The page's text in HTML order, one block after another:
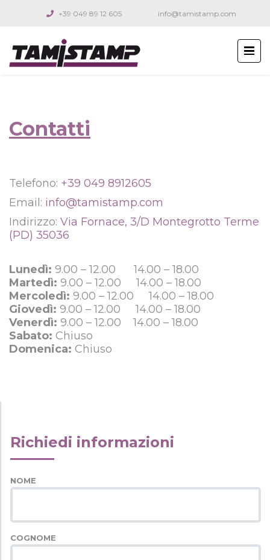
+39 049 89 12 605 info@tamistamp.com
Contatti
Telefono: +39 049 8912605
Email: info@tamistamp.com
Indirizzo: Via Fornace, 3/D Montegrotto Terme
(PD) 35036
Lunedì: 9.00 – 12.00 14.00 – 18.00
Martedì: 9.00 – 12.00 14.00 – 18.00
Mercoledì: 9.00 – 12.00 14.00 – 18.00
Giovedì: 9.00 – 12.00 14.00 – 18.00
Venerdì: 9.00 – 12.00 14.00 – 18.00
Sabato: Chiuso
Domenica: Chiuso
Richiedi informazioni
NOME
COGNOME